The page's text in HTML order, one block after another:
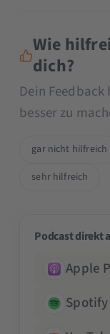
Wie
dich?
Dein
besser zu
gar nicht hilfreich
sehr hilfreich
Podcast direkt
Apple
Spotify